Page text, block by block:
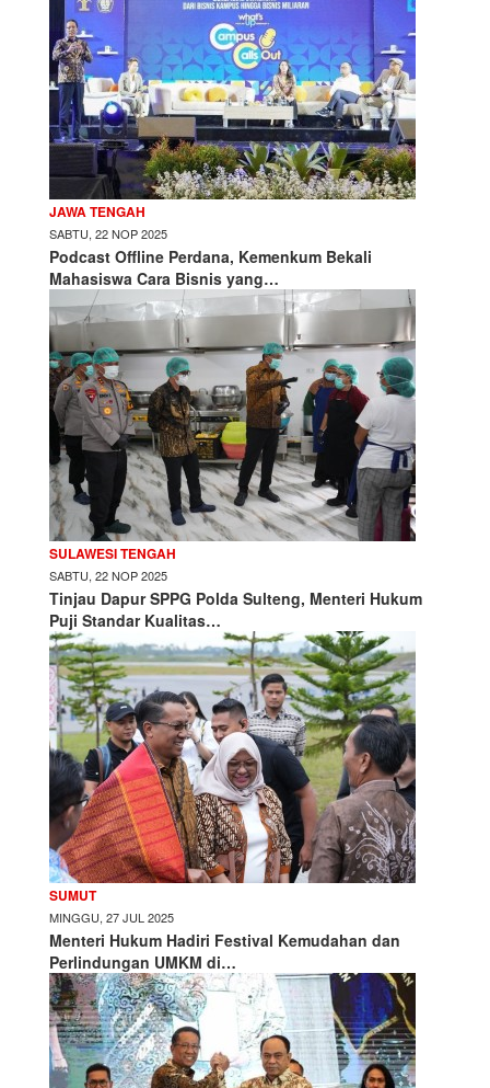
JAWA TENGAH
SABTU, 22 NOP 2025
Podcast Offline Perdana, Kemenkum Bekali
Mahasiswa Cara Bisnis yang…
SULAWESI TENGAH
SABTU, 22 NOP 2025
Tinjau Dapur SPPG Polda Sulteng, Menteri Hukum
Puji Standar Kualitas…
SUMUT
MINGGU, 27 JUL 2025
Menteri Hukum Hadiri Festival Kemudahan dan
Perlindungan UMKM di…